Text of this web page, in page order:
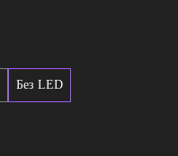
Без LED